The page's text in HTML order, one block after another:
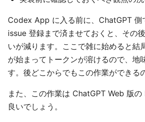
Codex App に入る前に、ChatGPT 側
issue 登録まで済ませておくと、その
いが減ります。ここで雑に始めると結
が始まってトークンが溶けるので、地
す。後どこからでもこの作業ができる
また、この作業は ChatGPT Web 版
良いでしょう。